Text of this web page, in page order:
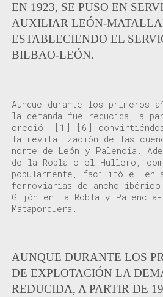
EN 1923, SE PUSO EN
AUXILIAR LEÓN-
ESTABLECIENDO EL
BILBAO-LEÓN.
Aunque durante los primeros
la demanda fue reducida
a
creció
[1] [6]
la revitalización de las
norte de León y Palencia.
de la Robla o el Hullero,
popularmente, facilitó el
ferroviarias de ancho
Gijón en la Robla y Palencia-
Mataporquera
AUNQUE DURANTE LOS
DE EXPLOTACIÓN LA
REDUCIDA, A PARTIR DE